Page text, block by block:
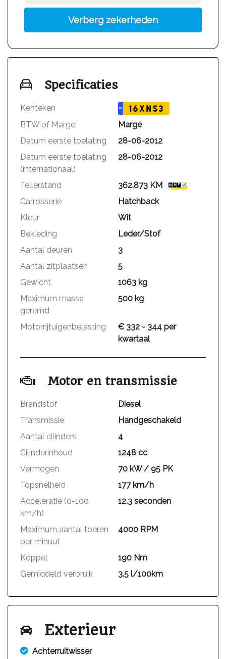
Verberg zekerheden
Specificaties
Kenteken NL 16XNS3
BTW of Marge
Marge
Datum eerste toelating
28-06-2012
Datum eerste toelating
(internationaal)
28-06-2012
Tellerstand
362.873 KM
Carrosserie
Hatchback
Kleur
Wit
Bekleding
Leder/Stof
Aantal deuren
3
Aantal zitplaatsen
5
Gewicht
1063 kg
Maximum massa
geremd
500 kg
Motorrijtuigenbelasting
€ 332 - 344 per
kwartaal
Motor en transmissie
Brandstof
Diesel
Transmissie
Handgeschakeld
Aantal cilinders
4
Cilinderinhoud
1248 cc
Vermogen
70 kW / 95 PK
Topsnelheid
177 km/h
Acceleratie (0-100
km/h)
12.3 seconden
Maximum aantal toeren
per minuut
4000 RPM
Koppel
190 Nm
Gemiddeld verbruik
3.5 l/100km
Exterieur
Achterruitwisser